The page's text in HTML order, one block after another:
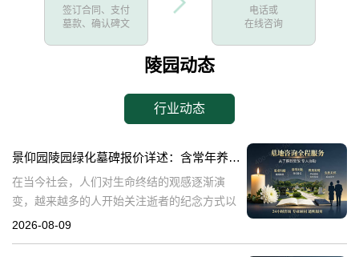
签订合同、支付
墓款、确认碑文
电话或
在线咨询
陵园动态
行业动态
景仰园陵园绿化墓碑报价详述：含常年养护，无额外费用
在当今社会，人们对生命终结的观感逐渐演
变，越来越多的人开始关注逝者的纪念方式以
及陵园的环境品质。景仰园陵园，作为专业的
2026-08-09